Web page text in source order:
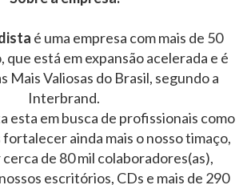
é uma empresa com mais de 50
que está em expansão acelerada e é
Mais Valiosas do Brasil, segundo a
Interbrand.
esta em busca de profissionais como
ainda mais o nosso timaço,
de 80 mil colaboradores(as),
escritórios, CDs e mais de 290